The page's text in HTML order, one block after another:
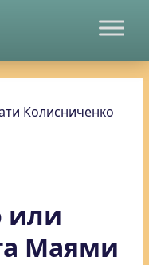
Колисниченко
или
Маями